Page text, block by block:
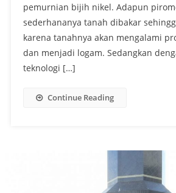
pemurnian bijih nikel. Adapun
sederhananya tanah dibakar
karena tanahnya akan mengalami
dan menjadi logam. Sedangkan
teknologi […]
Continue Reading